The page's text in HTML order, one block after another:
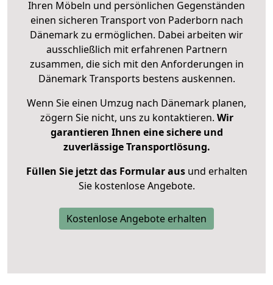
Ihren Möbeln und persönlichen Gegenständen
einen sicheren Transport von Paderborn nach
Dänemark zu ermöglichen. Dabei arbeiten wir
ausschließlich mit erfahrenen Partnern
zusammen, die sich mit den Anforderungen in
Dänemark Transports bestens auskennen.
Wenn Sie einen Umzug nach Dänemark planen,
zögern Sie nicht, uns zu kontaktieren. Wir
garantieren Ihnen eine sichere und
zuverlässige Transportlösung.
Füllen Sie jetzt das Formular ausund erhalten
Sie kostenlose Angebote.
Kostenlose Angebote erhalten